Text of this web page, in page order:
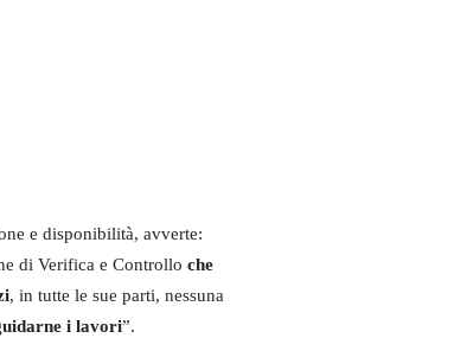
e disponibilità, avverte:
di Verifica e Controllo che
, in tutte le sue parti, nessuna
i lavori”.